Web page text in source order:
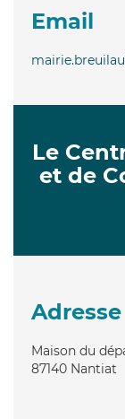
Email
Le
et de
Adresse
Maison du
87140 Nantiat